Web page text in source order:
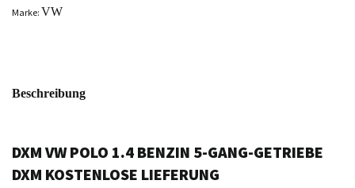
Marke: VW
Beschreibung
DXM VW POLO 1.4 BENZIN 5-GANG-GETRIEBE
DXM KOSTENLOSE LIEFERUNG